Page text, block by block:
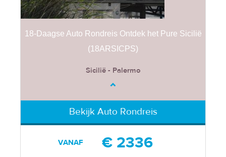
18-Daagse Auto Rondreis Ontdek het Pure Sicilië
(18ARSICPS)
Sicilië - Palermo
Bekijk Auto Rondreis
VANAF € 2336